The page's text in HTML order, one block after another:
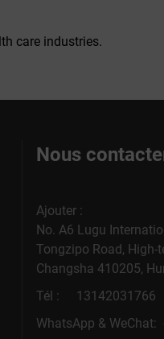
care industries.
Nous
Ajouter :
No. A6 Lugu
Tongzipo Road, High-
Changsha 410205,
Tél :
13142031766
WhatsApp &